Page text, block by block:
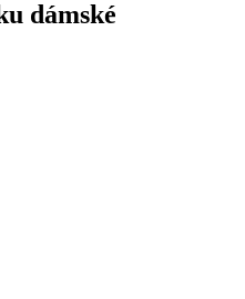
dámské